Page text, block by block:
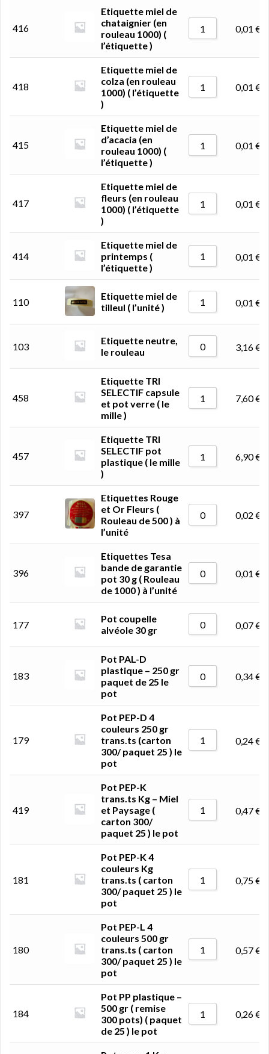
416
Etiquette miel de
chataignier (en
rouleau 1000) (
l’étiquette )
0,01 €
418
Etiquette miel de
colza (en rouleau
1000) ( l’étiquette
)
0,01 €
415
Etiquette miel de
d’acacia (en
rouleau 1000) (
l’étiquette )
0,01 €
417
Etiquette miel de
fleurs (en rouleau
1000) ( l’étiquette
)
0,01 €
414
Etiquette miel de
printemps (
l’étiquette )
0,01 €
110
Etiquette miel de
tilleul ( l’unité )
0,01 €
103
Etiquette neutre,
le rouleau
3,16€
458
Etiquette TRI
SELECTIF capsule
et pot verre ( le
mille )
7,60€
457
Etiquette TRI
SELECTIF pot
plastique ( le mille
)
6,90€
397
Etiquettes Rouge
et Or Fleurs (
Rouleau de 500 ) à
l’unité
0,02 €
396
Etiquettes Tesa
bande de garantie
pot 30 g ( Rouleau
de 1000 ) à l’unité
0,01 €
177
Pot coupelle
alvéole 30 gr
0,07€
183
Pot PAL-D
plastique – 250 gr
paquet de 25 le
pot
0,34€
179
Pot PEP-D 4
couleurs 250 gr
trans.ts (carton
300/ paquet 25 ) le
pot
0,24€
419
Pot PEP-K
trans.ts Kg – Miel
et Paysage (
carton 300/
paquet 25 ) le pot
0,47€
181
Pot PEP-K 4
couleurs Kg
trans.ts ( carton
300/ paquet 25 ) le
pot
0,75€
180
Pot PEP-L 4
couleurs 500 gr
trans.ts ( carton
300/ paquet 25 ) le
pot
0,57€
184
Pot PP plastique –
500 gr ( remise
300 pots) ( paquet
de 25 ) le pot
0,26€